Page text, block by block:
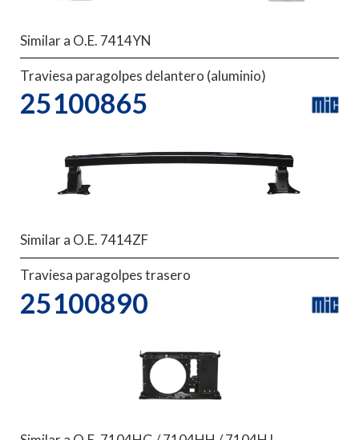
Similar a O.E. 7414YN
Traviesa paragolpes delantero (aluminio)
25100865
Similar a O.E. 7414ZF
Traviesa paragolpes trasero
25100890